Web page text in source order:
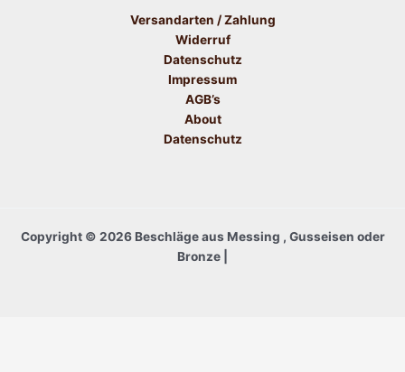
Versandarten / Zahlung
Widerruf
Datenschutz
Impressum
AGB’s
About
Datenschutz
Copyright © 2026 Beschläge aus Messing , Gusseisen oder
Bronze |